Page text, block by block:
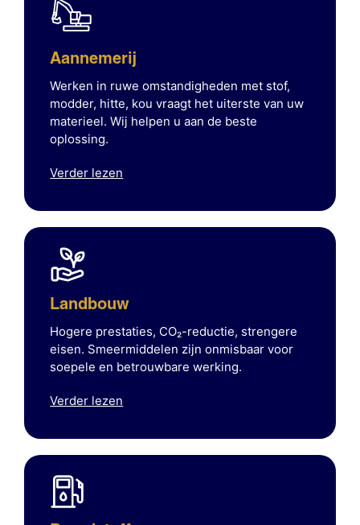
Aannemerij
Werken in ruwe omstandigheden met stof,
modder, hitte, kou vraagt het uiterste van uw
materieel. Wij helpen u aan de beste
oplossing.
Verder lezen
Landbouw
Hogere prestaties, CO₂-reductie, strengere
eisen. Smeermiddelen zijn onmisbaar voor
soepele en betrouwbare werking.
Verder lezen